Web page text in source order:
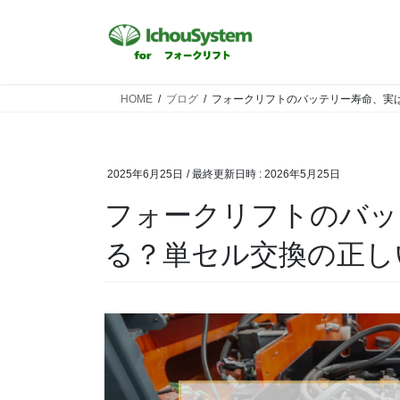
HOME ブログ フォークリフトのバッテリー寿命、
2025年6月25日 / 最終更新日時 : 2026年5月25日
フォークリフトのバ
る？単セル交換の正